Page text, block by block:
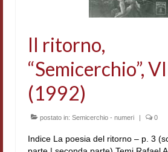
Workshop DH
Summer School DH
Storia e forme della canzone
Il ritorno,
“Semicerchio”,
(1992)
postato in: Semicerchio - numeri | 0
Indice La poesia del ritorno – p. 3